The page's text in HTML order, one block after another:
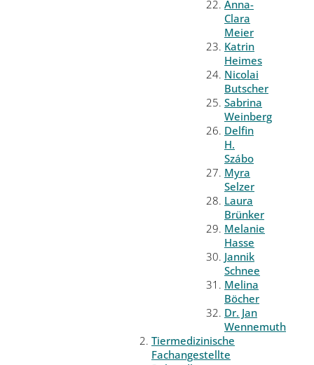
Anna-
Clara
Meier
Katrin
Heimes
Nicolai
Butscher
Sabrina
Weinberg
Delfin
H.
Szábo
Myra
Selzer
Laura
Brünker
Melanie
Hasse
Jannik
Schnee
Melina
Böcher
Dr. Jan
Wennemuth
Tiermedizinische
Fachangestellte